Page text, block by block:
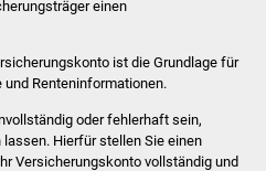
Wahlen
einen
ist die Grundlage für
Renteninformationen.
oder fehlerhaft sein,
Hierfür stellen Sie einen
Versicherungskonto vollständig und